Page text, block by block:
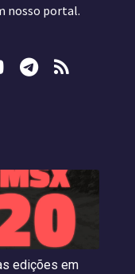
nosso portal.
edições em